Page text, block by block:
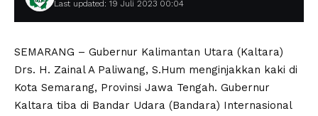
Last updated: 19 Juli 2023 00:04
SEMARANG – Gubernur Kalimantan Utara (Kaltara)
Drs. H. Zainal A Paliwang, S.Hum menginjakkan kaki di
Kota Semarang, Provinsi Jawa Tengah. Gubernur
Kaltara tiba di Bandar Udara (Bandara) Internasional